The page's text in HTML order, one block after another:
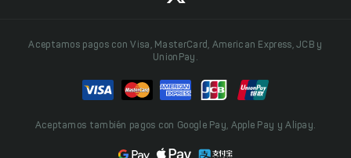
Aceptamos pagos con Visa, MasterCard, American Express, JCB y
UnionPay.
Aceptamos también pagos con Google Pay, Apple Pay y Alipay.